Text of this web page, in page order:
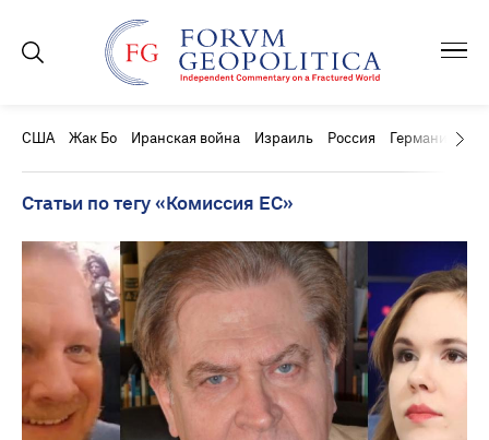
США Жак Бо Иранская война Израиль Россия Германия
Статьи по тегу «Комиссия ЕС»